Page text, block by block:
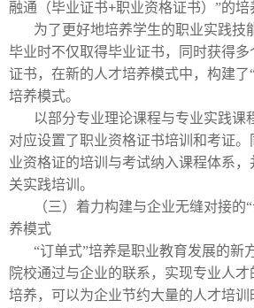
融通（毕业证书+职业资格证书）”的培
为了更好地培养学生的职业实践技
毕业时不仅取得毕业证书，同时获得多
证书，在新的人才培养模式中，构建了
培养模式。
以部分专业理论课程与专业实践课
对应设置了职业资格证书培训和考证。
业资格证的培训与考试纳入课程体系，
关实践培训。
（三）着力构建与企业无缝对接的
养模式
“订单式”培养是职业教育发展的新
院校通过与企业的联系，实现专业人才
培养，可以为企业节约大量的人才培训